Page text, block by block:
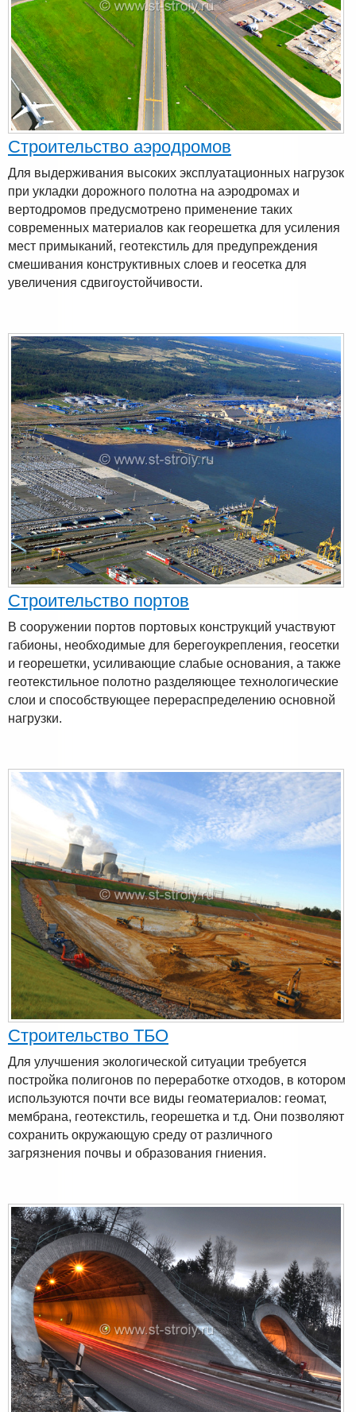
Строительство аэродромов
Для выдерживания высоких эксплуатационных нагрузок
при укладки дорожного полотна на аэродромах и
вертодромов предусмотрено применение таких
современных материалов как георешетка для усиления
мест примыканий, геотекстиль для предупреждения
смешивания конструктивных слоев и геосетка для
увеличения сдвигоустойчивости.
Строительство портов
В сооружении портов портовых конструкций участвуют
габионы, необходимые для берегоукрепления, геосетки
и георешетки, усиливающие слабые основания, а также
геотекстильное полотно разделяющее технологические
слои и способствующее перераспределению основной
нагрузки.
Строительство ТБО
Для улучшения экологической ситуации требуется
постройка полигонов по переработке отходов, в котором
используются почти все виды геоматериалов: геомат,
мембрана, геотекстиль, георешетка и т.д. Они позволяют
сохранить окружающую среду от различного
загрязнения почвы и образования гниения.